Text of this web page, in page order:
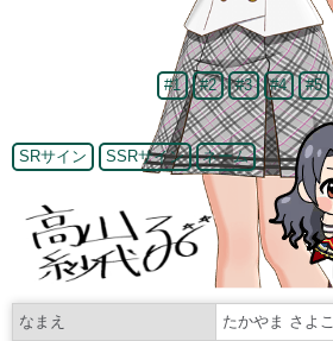
#1 #2 #3 #4 #5
SRサイン SSRサイン ネーム
なまえ たかやま さよこ